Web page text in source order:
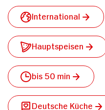
International
Hauptspeisen
bis 50 min
Deutsche Küche